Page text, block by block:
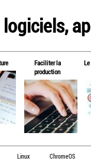
Faciliter la
production
Linux ChromeOS